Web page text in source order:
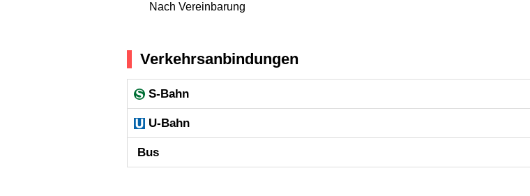
Nach Vereinbarung
Verkehrsanbindungen
S-Bahn
U-Bahn
Bus